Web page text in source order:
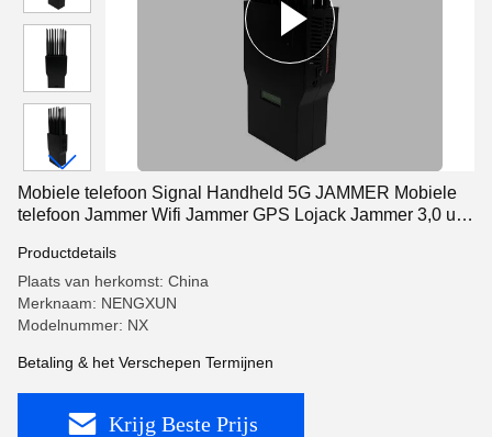
Mobiele telefoon Signal Handheld 5G JAMMER Mobiele
telefoon Jammer Wifi Jammer GPS Lojack Jammer 3,0 uur
Productdetails
Plaats van herkomst: China
Merknaam: NENGXUN
Modelnummer: NX
Betaling & het Verschepen Termijnen
Krijg Beste Prijs